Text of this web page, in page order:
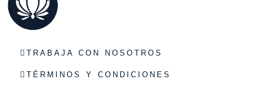
TRABAJA CON NOSOTROS
TÉRMINOS Y CONDICIONES